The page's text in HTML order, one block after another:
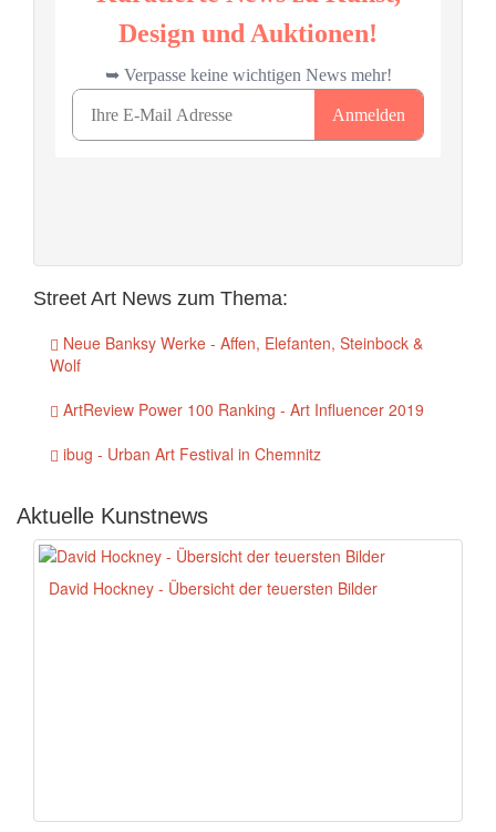
Street Art News zum Thema:
Neue Banksy Werke - Affen, Elefanten, Steinbock &
Wolf
ArtReview Power 100 Ranking - Art Influencer 2019
ibug - Urban Art Festival in Chemnitz
Aktuelle Kunstnews
David Hockney - Übersicht der teuersten Bilder